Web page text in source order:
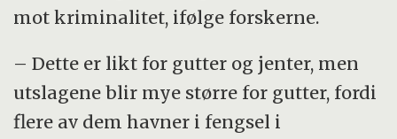
mot kriminalitet, ifølge forskerne.
– Dette er likt for gutter og jenter, men
utslagene blir mye større for gutter, fordi
flere av dem havner i fengsel i